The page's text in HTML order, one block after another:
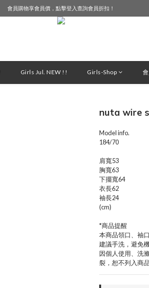
LINE好友募集中，加入就送購物金$50！
會員購物享會員價，點擊登入查詢會員折扣！
LINE好友募集中，加入就送購物金$50！
Girls Jul. NEW !! Girls-Shop
nuta wire
Model info.
184/70
肩寬53
胸寬63
下擺寬64
衣長62
袖長24
(cm)
*商品提醒
本商品領口、袖
建議手洗，避免
因個人使用、洗
裂，恕不列入商